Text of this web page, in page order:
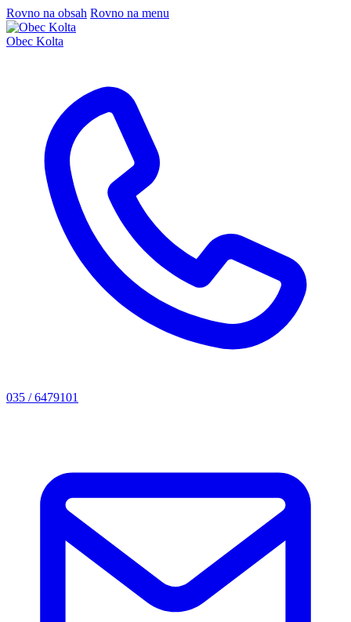
Rovno na obsah Rovno na menu
Obec Kolta
035 / 6479101